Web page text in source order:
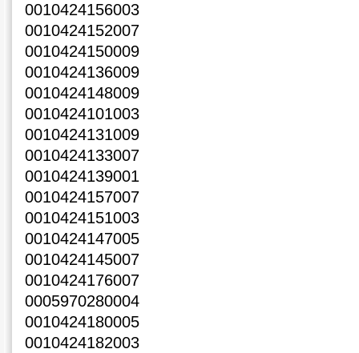
0010424156003
0010424152007
0010424150009
0010424136009
0010424148009
0010424101003
0010424131009
0010424133007
0010424139001
0010424157007
0010424151003
0010424147005
0010424145007
0010424176007
0005970280004
0010424180005
0010424182003